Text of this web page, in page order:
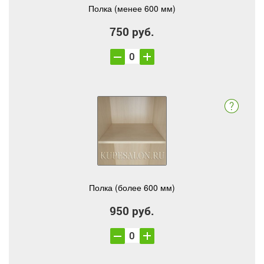
Полка (менее 600 мм)
750 руб.
Полка (более 600 мм)
950 руб.